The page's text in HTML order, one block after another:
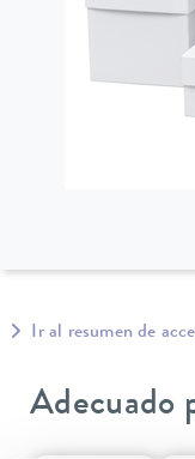
Ir al resumen de
Adecuado